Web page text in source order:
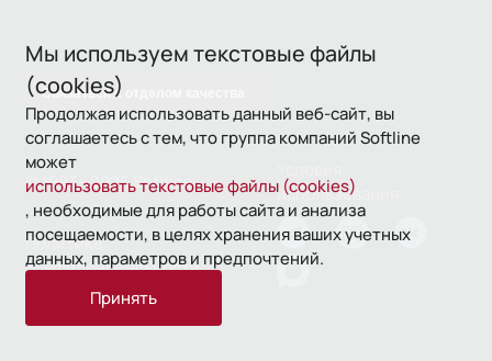
Мы используем текстовые файлы
(cookies)
Продолжая использовать данный веб-сайт, вы
соглашаетесь с тем, что группа компаний Softline
может
использовать текстовые файлы (cookies)
, необходимые для работы сайта и анализа
посещаемости, в целях хранения ваших учетных
данных, параметров и предпочтений.
Принять
Связаться с отделом качества
© 1993—2026 Softline
использования
Политика
конфиденциальности